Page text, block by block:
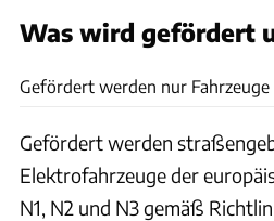
Was wird gefördert
Gefördert werden nur
Gefördert werden
Elektrofahrzeuge der
N1, N2 und N3 gemäß